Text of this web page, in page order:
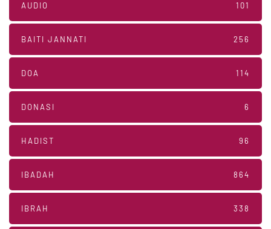
AUDIO 101
BAITI JANNATI 256
DOA 114
DONASI 6
HADIST 96
IBADAH 864
IBRAH 338